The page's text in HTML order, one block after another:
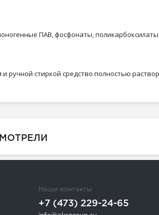
ПАВ, фосфонаты,
ручной стиркой средство полностью
Наши контакты
+7 (473) 229-24-65